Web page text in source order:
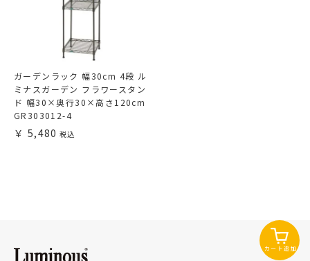
ガーデンラック 幅30cm 4段 ル
ミナスガーデン フラワースタン
ド 幅30×奥行30×高さ120cm
GR303012-4
5,480
カート追加